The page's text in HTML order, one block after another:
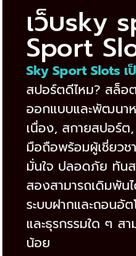
เว็บsky
Sport
Sky Sport Slots เ
สปอร์ตดีไหม? สล็อ
ออกแบบและพัฒนาห
เนื่อง, สกายสปอร์ต
มือถือพร้อมผู้เชี่ยว
มั่นใจ ปลอดภัย ทัน
สองสามารถเดิมพัน
ระบบฝากและถอน
และธุรกรรมใด ๆ สา
น้อย